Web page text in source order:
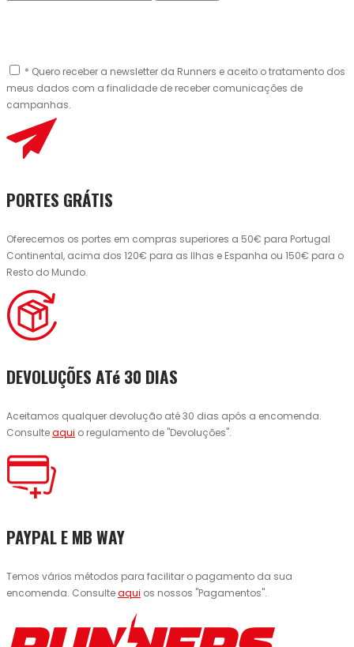
* Quero receber a newsletter da Runners e aceito o tratamento dos
meus dados com a finalidade de receber comunicações de
campanhas.
PORTES GRÁTIS
Oferecemos os portes em compras superiores a 50€ para Portugal
Continental, acima dos 120€ para as Ilhas e Espanha ou 150€ para o
Resto do Mundo.
DEVOLUÇÕES ATé 30 DIAS
Aceitamos qualquer devolução até 30 dias após a encomenda.
Consulteaqui o regulamento de "Devoluções".
PAYPAL E MB WAY
Temos vários métodos para facilitar o pagamento da sua
encomenda. Consulteaqui os nossos "Pagamentos".